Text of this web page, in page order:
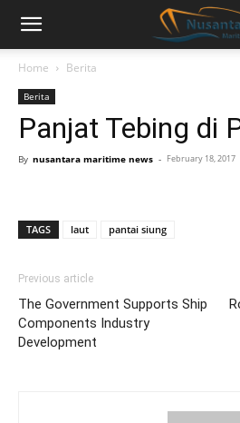
Home Berita
Berita
Panjat Tebing di
By nusantara maritime news - February 18, 2017
TAGS laut pantai siung
Previous article
The Government Supports Ship
Components Industry
Development